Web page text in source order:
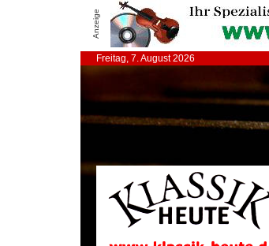
Anzeige
Freitag, 7. August 2026